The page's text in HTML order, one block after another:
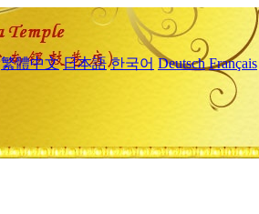
繁體中文 日本語 한국어 Deutsch Français